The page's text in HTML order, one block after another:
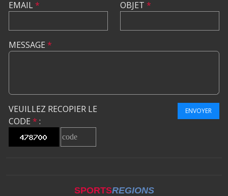
EMAIL* OBJET *
MESSAGE *
VEUILLEZ RECOPIER LE
CODE * :
ENVOYER
SPORTSREGIONS